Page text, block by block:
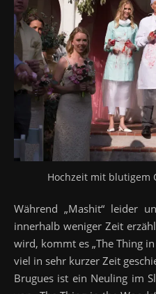
Hochzeit mit blutigem
Während „Mashit“ leider
innerhalb weniger Zeit
wird, kommt es „The Thing
viel in sehr kurzer Zeit
Brugues ist ein Neuling im